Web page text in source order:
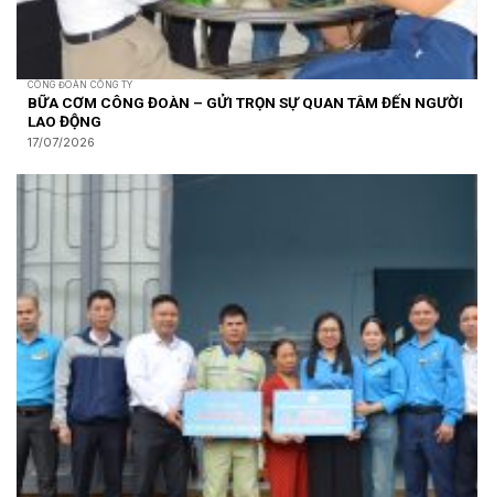
CÔNG ĐOÀN CÔNG TY
BỮA CƠM CÔNG ĐOÀN – GỬI TRỌN SỰ QUAN TÂM ĐẾN NGƯỜI
LAO ĐỘNG
17/07/2026